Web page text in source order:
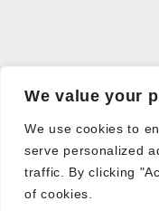
We value your
We use cookies to
serve personalized
traffic. By clicking
of cookies.